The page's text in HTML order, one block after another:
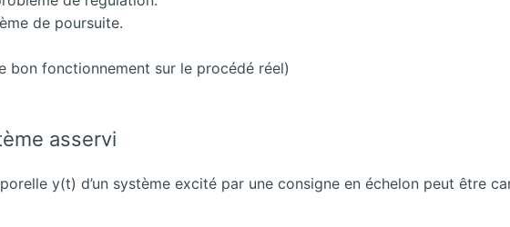
de poursuite.
bon fonctionnement sur le procédé réel)
asservi
y(t) d’un système excité par une consigne en échelon peut être